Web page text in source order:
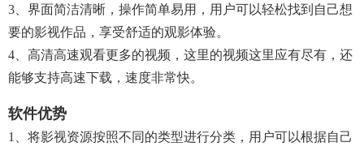
3、界面简洁清晰，操作简单易用，用户可以轻松找到自己想
要的影视作品，享受舒适的观影体验。
4、高清高速观看更多的视频，这里的视频这里应有尽有，还
能够支持高速下载，速度非常快。
软件优势
1、将影视资源按照不同的类型进行分类，用户可以根据自己